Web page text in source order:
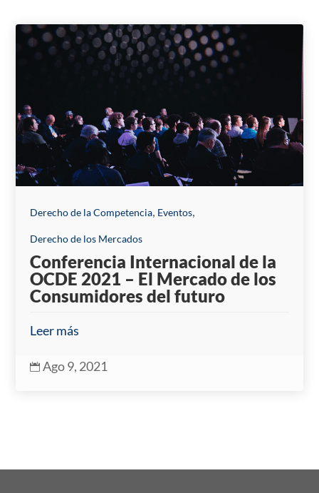
Derecho de la Competencia, Eventos,
Derecho de los Mercados
Conferencia Internacional de la
OCDE 2021 – El Mercado de los
Consumidores del futuro
Leer más
 Ago 9, 2021